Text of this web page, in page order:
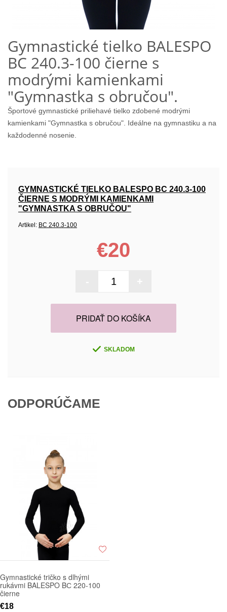
Gymnastické tielko BALESPO
BC 240.3-100 čierne s
modrými kamienkami
"Gymnastka s obručou".
Športové gymnastické priliehavé tielko zdobené modrými
kamienkami "Gymnastka s obručou". Ideálne na gymnastiku a na
každodenné nosenie.
GYMNASTICKÉ TIELKO BALESPO BC 240.3-100
ČIERNE S MODRÝMI KAMIENKAMI
"GYMNASTKA S OBRUČOU"
Artikel: BC 240.3-100
€20
PRIDAŤ DO KOŠÍKA
SKLADOM
ODPORÚČAME
Gymnastické tričko s dlhými
rukávmi BALESPO BС 220-100
čierne
€18